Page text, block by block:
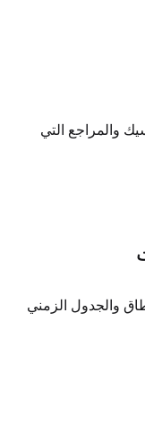
والمراجع التي
والجدول الزمني